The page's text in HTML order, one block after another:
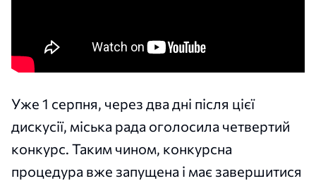
Уже 1 серпня, через два дні після цієї
дискусії, міська рада оголосила четвертий
конкурс. Таким чином, конкурсна
процедура вже запущена і має завершитися